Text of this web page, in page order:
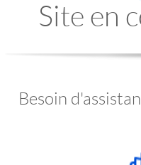
Site en
Besoin